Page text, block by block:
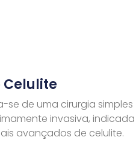
Celulite
se de uma cirurgia simples
invasiva, indicada
avançados de celulite.